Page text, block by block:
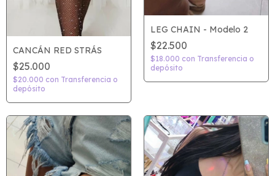
CANCÁN RED STRÁS
$25.000
$20.000 con Transferencia o
depósito
LEG CHAIN - Modelo 2
$22.500
$18.000 con Transferencia o
depósito